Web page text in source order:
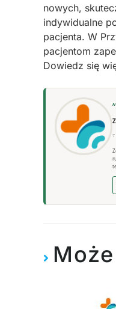
nowych,
indywidualne
pacjenta. W
pacjentom
Dowiedz się
7